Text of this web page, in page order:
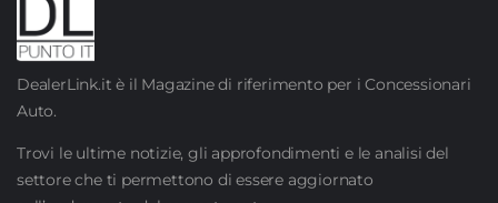
DealerLink.it è il Magazine di riferimento per i Concessionari
Auto.
Trovi le ultime notizie, gli approfondimenti e le analisi del
settore che ti permettono di essere aggiornato